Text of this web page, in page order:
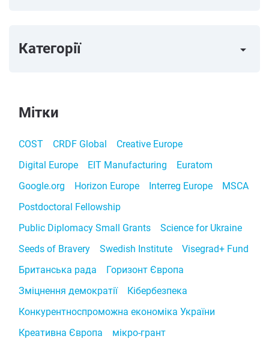
Категорії arrow_right
Мітки
COST CRDF Global
Creative Europe
Digital Europe
EIT Manufacturing
Euratom
Google.org
Horizon Europe Interreg Europe
MSCA
Postdoctoral Fellowship
Public Diplomacy Small Grants
Science for Ukraine
Seeds of Bravery
Swedish Institute
Visegrad+ Fund
Британська рада
Горизонт Європа
Зміцнення демократії
Кібербезпека
Конкурентноспроможна економіка України
Креативна Європа
мікро-грант